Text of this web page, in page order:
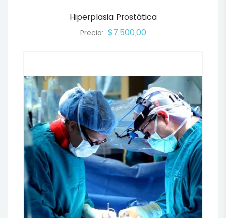
Hiperplasia Prostática
Precio: $7.500,00